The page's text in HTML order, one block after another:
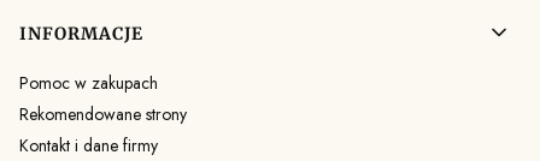
INFORMACJE
Pomoc w zakupach
Rekomendowane strony
Kontakt i dane firmy